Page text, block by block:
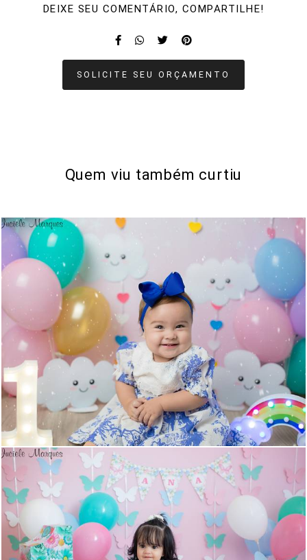
DEIXE SEU COMENTÁRIO, COMPARTILHE!
SOLICITE SEU ORÇAMENTO
Quem viu também curtiu
1192 0